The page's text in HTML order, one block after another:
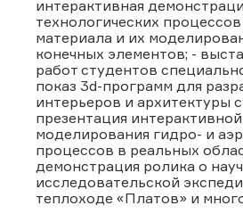
интерактивная
технологических
материала и их
конечных элементов; -
работ студентов
показ 3d-программ для
интерьеров и архитектуры
презентация
моделирования гидро- и
процессов в реальных
демонстрация ролика о
исследовательской
теплоходе «Платов» и